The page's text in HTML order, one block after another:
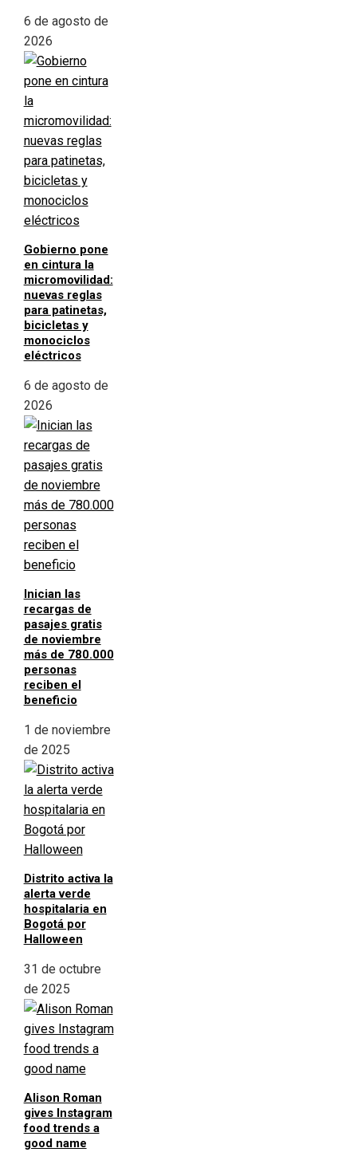
6 de agosto de
2026
Gobierno pone
en cintura la
micromovilidad:
nuevas reglas
para patinetas,
bicicletas y
monociclos
eléctricos
6 de agosto de
2026
Inician las
recargas de
pasajes gratis
de noviembre
más de 780.000
personas
reciben el
beneficio
1 de noviembre
de 2025
Distrito activa la
alerta verde
hospitalaria en
Bogotá por
Halloween
31 de octubre
de 2025
Alison Roman
gives Instagram
food trends a
good name